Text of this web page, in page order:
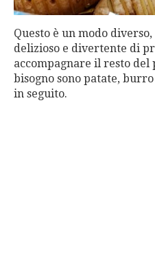
Questo è un modo
delizioso e divertente di
accompagnare il resto del
bisogno sono patate,
in seguito.